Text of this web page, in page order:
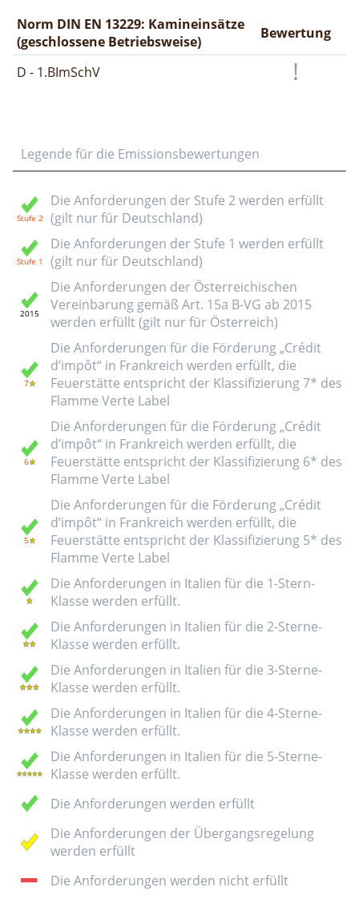
Norm DIN EN 13229: Kamineinsätze
(geschlossene Betriebsweise)
Bewertung
D - 1.BImSchV
Legende für die Emissionsbewertungen
Die Anforderungen der Stufe 2 werden erfüllt
(gilt nur für Deutschland)
Die Anforderungen der Stufe 1 werden erfüllt
(gilt nur für Deutschland)
Die Anforderungen der Österreichischen
Vereinbarung gemäß Art. 15a B-VG ab 2015
werden erfüllt (gilt nur für Österreich)
Die Anforderungen für die Förderung „Crédit
d’impôt“ in Frankreich werden erfüllt, die
Feuerstätte entspricht der Klassifizierung 7* des
Flamme Verte Label
Die Anforderungen für die Förderung „Crédit
d’impôt“ in Frankreich werden erfüllt, die
Feuerstätte entspricht der Klassifizierung 6* des
Flamme Verte Label
Die Anforderungen für die Förderung „Crédit
d’impôt“ in Frankreich werden erfüllt, die
Feuerstätte entspricht der Klassifizierung 5* des
Flamme Verte Label
Die Anforderungen in Italien für die 1-Stern-
Klasse werden erfüllt.
Die Anforderungen in Italien für die 2-Sterne-
Klasse werden erfüllt.
Die Anforderungen in Italien für die 3-Sterne-
Klasse werden erfüllt.
Die Anforderungen in Italien für die 4-Sterne-
Klasse werden erfüllt.
Die Anforderungen in Italien für die 5-Sterne-
Klasse werden erfüllt.
Die Anforderungen werden erfüllt
Die Anforderungen der Übergangsregelung
werden erfüllt
Die Anforderungen werden nicht erfüllt